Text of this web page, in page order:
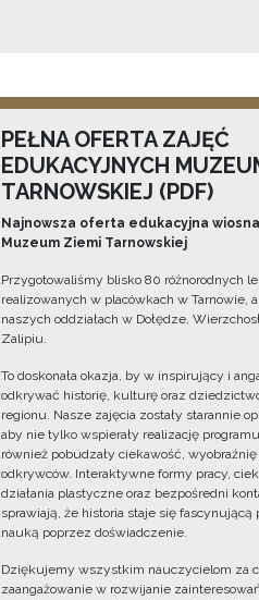
PEŁNA OFERTA ZAJĘĆ
EDUKACYJNYCH
TARNOWSKIEJ (PDF)
Najnowsza oferta edukacyjna
Muzeum Ziemi Tarnowskiej
Przygotowaliśmy blisko 80 różnorodnych
realizowanych w placówkach w Tarnowie,
naszych oddziałach w Dołędze,
Zalipiu.
To doskonała okazja, by w inspirujący i
odkrywać historię, kulturę oraz
regionu. Nasze zajęcia zostały starannie
aby nie tylko wspierały realizację
również pobudzały ciekawość, wyobraźnię
odkrywców. Interaktywne formy pracy,
działania plastyczne oraz bezpośredni
sprawiają, że historia staje się fascynującą
nauką poprzez doświadczenie.
Dziękujemy wszystkim nauczycielom za
zaangażowanie w rozwijanie